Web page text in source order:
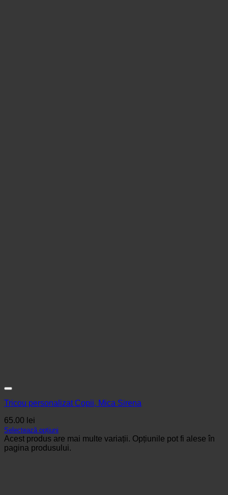
Tricou personalizat Copii, Mica Sirena
65.00 lei
Selectează opțiuni
Acest produs are mai multe variații. Opțiunile pot fi alese în
pagina produsului.